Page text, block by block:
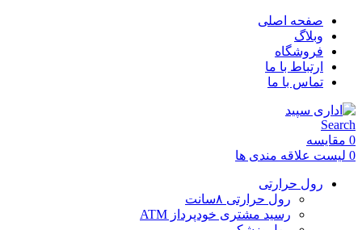
صفحه اصلی
وبلاگ
فروشگاه
ارتباط با ما
تماس با ما
Search
0 مقایسه
0 لیست علاقه مندی ها
رول حرارتی
رول حرارتی ۸سانت
رسید مشتری خودپرداز ATM